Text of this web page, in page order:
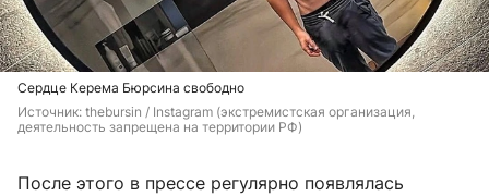
Сердце Керема Бюрсина свободно
Источник: thebursin / Instagram (экстремистская организация,
деятельность запрещена на территории РФ)
После этого в прессе регулярно появлялась